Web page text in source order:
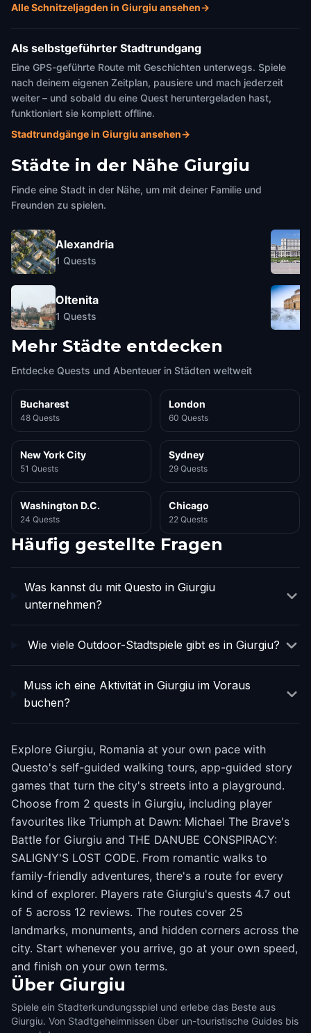
Alle Schnitzeljagden in Giurgiu ansehen→
Als selbstgeführter Stadtrundgang
Eine GPS-geführte Route mit Geschichten unterwegs. Spiele
nach deinem eigenen Zeitplan, pausiere und mach jederzeit
weiter – und sobald du eine Quest heruntergeladen hast,
funktioniert sie komplett offline.
Stadtrundgänge in Giurgiu ansehen→
Städte in der Nähe Giurgiu
Finde eine Stadt in der Nähe, um mit deiner Familie und
Freunden zu spielen.
Alexandria
1 Quests
Oltenita
1 Quests
Mehr Städte entdecken
Entdecke Quests und Abenteuer in Städten weltweit
Bucharest
48 Quests
London
60 Quests
New York City
51 Quests
Sydney
29 Quests
Washington D.C.
24 Quests
Chicago
22 Quests
Häufig gestellte Fragen
Was kannst du mit Questo in Giurgiu
unternehmen?
Wie viele Outdoor-Stadtspiele gibt es in Giurgiu?
Muss ich eine Aktivität in Giurgiu im Voraus
buchen?
Explore Giurgiu, Romania at your own pace with
Questo's self-guided walking tours, app-guided story
games that turn the city's streets into a playground.
Choose from 2 quests in Giurgiu, including player
favourites like Triumph at Dawn: Michael The Brave's
Battle for Giurgiu and THE DANUBE CONSPIRACY:
SALIGNY'S LOST CODE. From romantic walks to
family-friendly adventures, there's a route for every
kind of explorer. Players rate Giurgiu's quests 4.7 out
of 5 across 12 reviews. The routes cover 25
landmarks, monuments, and hidden corners across the
city. Start whenever you arrive, go at your own speed,
and finish on your own terms.
Über Giurgiu
Spiele ein Stadterkundungsspiel und erlebe das Beste aus
Giurgiu. Von Stadtgeheimnissen über un-touristische Guides bis